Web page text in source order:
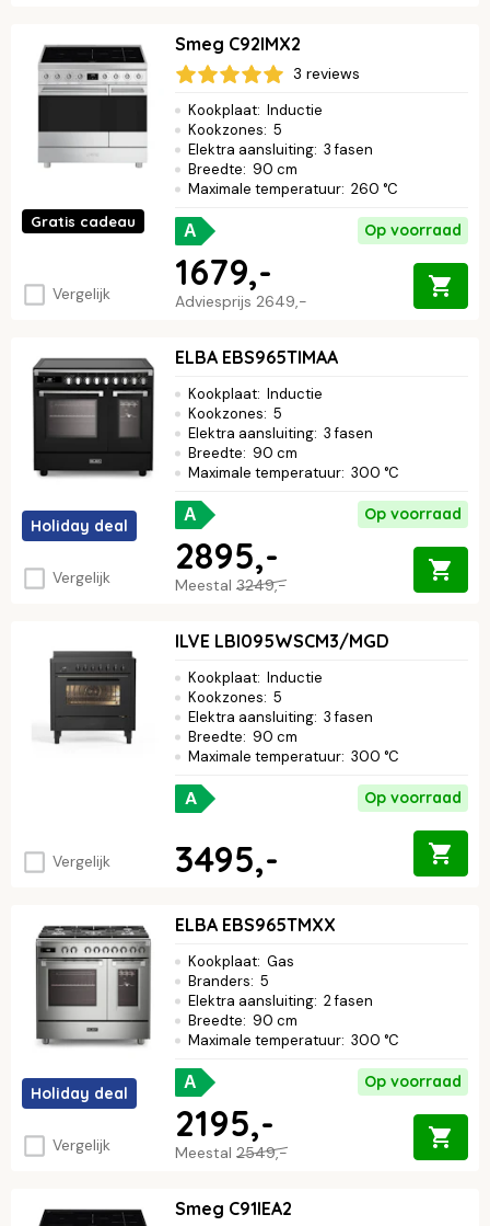
Gratis cadeau
Vergelijk
Smeg C92IMX2
3 reviews
Kookplaat: Inductie
Kookzones: 5
Elektra aansluiting: 3 fasen
Breedte: 90 cm
Maximale temperatuur: 260 °C
A Op voorraad
Adviesprijs 2649,-
1679,-
Holiday deal
Vergelijk
ELBA EBS965TIMAA
Kookplaat: Inductie
Kookzones: 5
Elektra aansluiting: 3 fasen
Breedte: 90 cm
Maximale temperatuur: 300 °C
A Op voorraad
Meestal 3249,-
2895,-
Vergelijk
ILVE LBI095WSCM3/MGD
Kookplaat: Inductie
Kookzones: 5
Elektra aansluiting: 3 fasen
Breedte: 90 cm
Maximale temperatuur: 300 °C
A Op voorraad
3495,-
Holiday deal
Vergelijk
ELBA EBS965TMXX
Kookplaat: Gas
Branders: 5
Elektra aansluiting: 2 fasen
Breedte: 90 cm
Maximale temperatuur: 300 °C
A Op voorraad
Meestal 2549,-
2195,-
Smeg C91IEA2